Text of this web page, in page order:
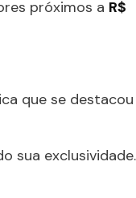
próximos a R$
que se destacou
sua exclusividade.